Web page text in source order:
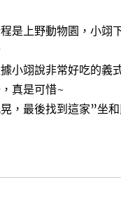
是上野動物園，小翊
小翊說非常好吃的義
真是可惜~
，最後找到這家”坐
京上野]坐和民~空間